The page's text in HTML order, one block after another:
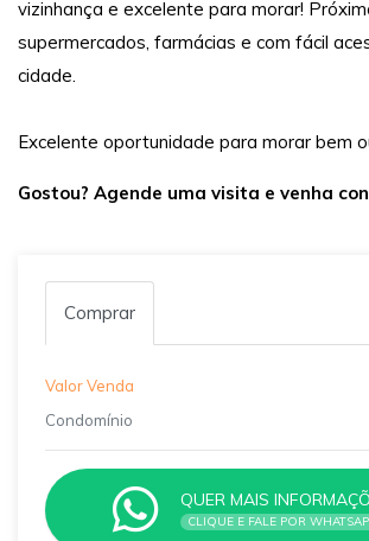
vizinhança e excelente para morar!
supermercados, farmácias e com fácil
cidade.
Excelente oportunidade para morar bem
Gostou? Agende uma visita e venha
Comprar
Valor Venda
Condomínio
QUER MAIS
CLIQUE E FALE POR